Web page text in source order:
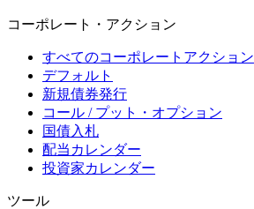
コーポレート・アクション
すべてのコーポレートアクション
デフォルト
新規債券発行
コール / プット・オプション
国債入札
配当カレンダー
投資家カレンダー
ツール